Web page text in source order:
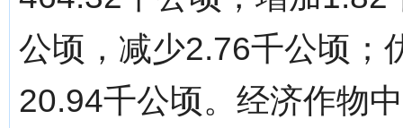
公顷，减少2.76千公顷；
20.94千公顷。经济作物